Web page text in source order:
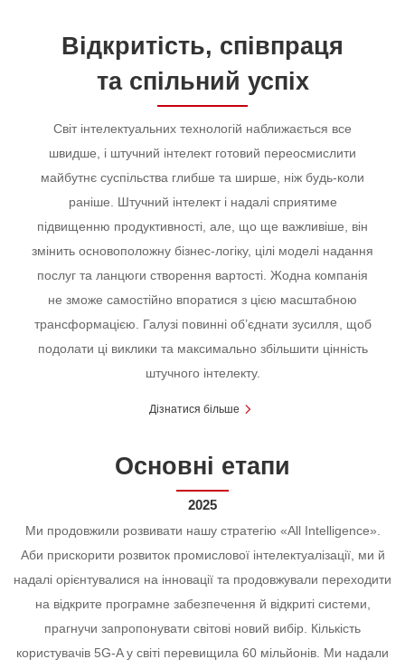
Відкритість, cпівпраця
та cпільний успіх
Світ інтелектуальних технологій наближається все
швидше, і штучний інтелект готовий переосмислити
майбутнє суспільства глибше та ширше, ніж будь-коли
раніше. Штучний інтелект і надалі сприятиме
підвищенню продуктивності, але, що ще важливіше, він
змінить основоположну бізнес-логіку, цілі моделі надання
послуг та ланцюги створення вартості. Жодна компанія
не зможе самостійно впоратися з цією масштабною
трансформацією. Галузі повинні об’єднати зусилля, щоб
подолати ці виклики та максимально збільшити цінність
штучного інтелекту.
Дізнатися більше
Основні етапи
2025
Ми продовжили розвивати нашу стратегію «All Intelligence».
Аби прискорити розвиток промислової інтелектуалізації, ми й
надалі орієнтувалися на інновації та продовжували переходити
на відкрите програмне забезпечення й відкриті системи,
прагнучи запропонувати світові новий вибір. Кількість
користувачів 5G-A у світі перевищила 60 мільйонів. Ми надали